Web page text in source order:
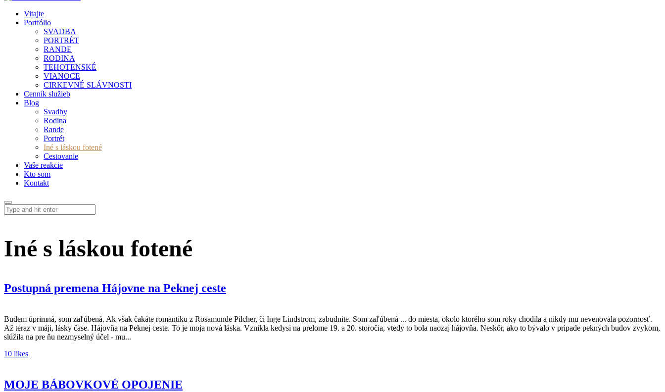
Vitajte
Portfólio
SVADBA
PORTRÉT
RANDE
RODINA
TEHOTENSKÉ
VIANOCE
CIRKEVNÉ SLÁVNOSTI
Cenník služieb
Blog
Svadby
Rodina
Rande
Portrét
Iné s láskou fotené
Cestovanie
Vaše reakcie
Kto som
Kontakt
Iné s láskou fotené
Postupná premena Hájovne na Peknej ceste
Budem úprimná, som zaľúbená. Ak však čakáte romantiku z Rosamunde Pilcher, či Inge Lindstrom, zabudnite. Som zaľúbená ... do miesta, okolo ktorého som roky chodila a nikdy mu nevenovala pozornosť.
Až teraz v máji, lásky čase. Hájovňa na Peknej ceste. To je moja nová láska. Vznikla kedysi na prelome 19. a 20. storočia, vtedy to bola naozaj hájovňa. Neskôr, ako to bývalo v prípade pekných budov zvykom,
slúžila na pre ňu nezmyselný účel - mu...
10 likes
MOJE BÁBOVKOVÉ OPOJENIE